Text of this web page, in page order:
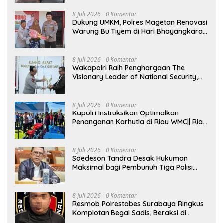
8 Juli 2026 0 Komentar
Dukung UMKM, Polres Magetan Renovasi
Warung Bu Tiyem di Hari Bhayangkara
8 Juli 2026 0 Komentar
Wakapolri Raih Penghargaan The
Visionary Leader of National Security,
8 Juli 2026 0 Komentar
Kapolri Instruksikan Optimalkan
Penanganan Karhutla di Riau WMC|| Riau
jajarannya untuk mengoptimalkan
penanganan kebakaran hutan dan
lahan (karhutla) di Provinsi Riau.
terkait dengan penanganan sekaligus
menyerahkan peralatan kebakaran
hutan dan lahan di Kabupaten Kampar,
8 Juli 2026 0 Komentar
Soedeson Tandra Desak Hukuman
Maksimal bagi Pembunuh Tiga Polisi
8 Juli 2026 0 Komentar
Resmob Polrestabes Surabaya Ringkus
Komplotan Begal Sadis, Beraksi di